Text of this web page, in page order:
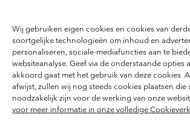
Gebruiksvoorwaarden
Verkoopvoorwaarden
Privacybeleid
Gebruiksvoorwaarden voor
Voorwaarden voor door gebruikers gegenereerde
Cookies
Public CBCR
Wij gebruiken eigen cookies en cookies van
soortgelijke technologieën om inhoud en
personaliseren, sociale-mediafuncties aan te
websiteanalyse. Geef via de onderstaande opties
akkoord gaat met het gebruik van deze cookies.
afwijst, zullen wij nog steeds cookies plaatsen die
noodzakelijk zijn voor de werking van onze
voor meer informatie in onze volledige
Selecteer je verzendlocatie
Online shoppen
United States
Netherlands-English